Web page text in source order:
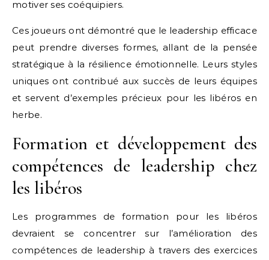
motiver ses coéquipiers.
Ces joueurs ont démontré que le leadership efficace
peut prendre diverses formes, allant de la pensée
stratégique à la résilience émotionnelle. Leurs styles
uniques ont contribué aux succès de leurs équipes
et servent d’exemples précieux pour les libéros en
herbe.
Formation et développement des
compétences de leadership chez
les libéros
Les programmes de formation pour les libéros
devraient se concentrer sur l’amélioration des
compétences de leadership à travers des exercices